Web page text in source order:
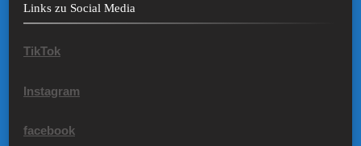
Links zu Social Media
TikTok
Instagram
facebook